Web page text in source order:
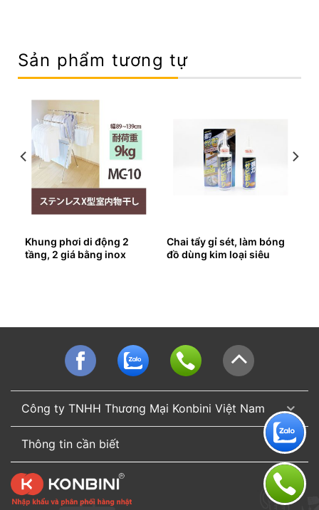
Sản phẩm tương tự
Khung phơi di động 2
tầng, 2 giá bằng inox
Chai tẩy gỉ sét, làm bóng
đồ dùng kim loại siêu
Công ty TNHH Thương Mại Konbini Việt Nam
Thông tin cần biết